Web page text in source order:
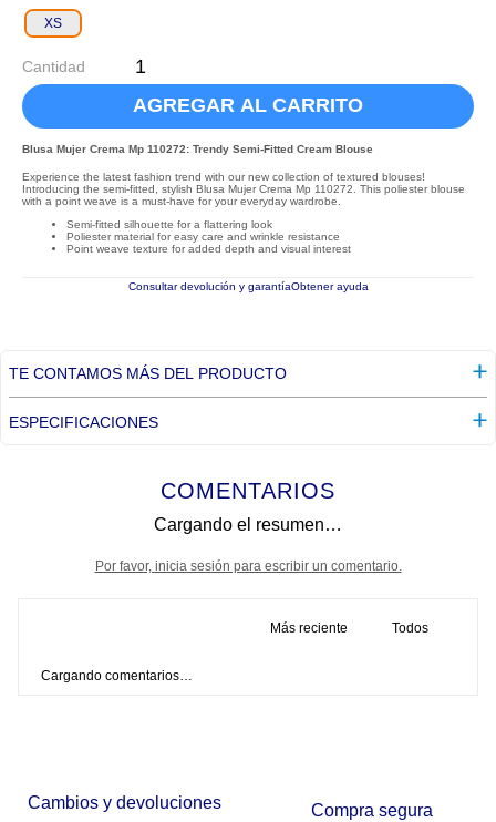
XS
Cantidad
AGREGAR AL CARRITO
Blusa Mujer Crema Mp 110272: Trendy Semi-Fitted Cream Blouse
Experience the latest fashion trend with our new collection of textured blouses!
Introducing the semi-fitted, stylish Blusa Mujer Crema Mp 110272. This poliester blouse
with a point weave is a must-have for your everyday wardrobe.
Semi-fitted silhouette for a flattering look
Poliester material for easy care and wrinkle resistance
Point weave texture for added depth and visual interest
Consultar devolución y garantíaObtener ayuda
TE CONTAMOS MÁS DEL PRODUCTO
ESPECIFICACIONES
COMENTARIOS
Cargando el resumen…
Por favor, inicia sesión para escribir un comentario.
Más reciente Todos
Cargando comentarios…
Cambios y devoluciones Compra segura